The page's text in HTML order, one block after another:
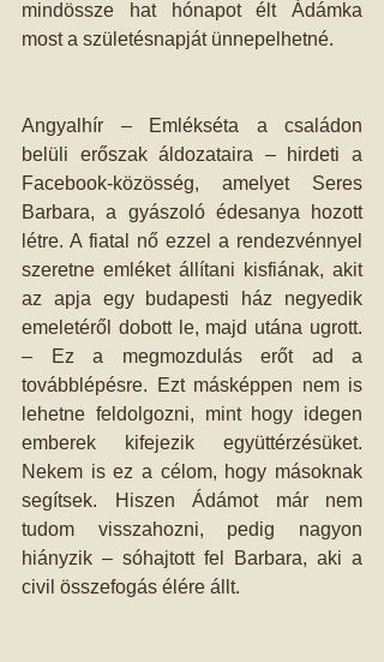
mindössze hat hónapot élt Ádámka
most a születésnapját ünnepelhetné.
Angyalhír – Emlékséta a családon
belüli erőszak áldozataira – hirdeti a
Facebook-közösség, amelyet Seres
Barbara, a gyászoló édesanya hozott
létre. A fiatal nő ezzel a rendezvénnyel
szeretne emléket állítani kisfiának, akit
az apja egy budapesti ház negyedik
emeletéről dobott le, majd utána ugrott.
– Ez a megmozdulás erőt ad a
továbblépésre. Ezt másképpen nem is
lehetne feldolgozni, mint hogy idegen
emberek kifejezik együttérzésüket.
Nekem is ez a célom, hogy másoknak
segítsek. Hiszen Ádámot már nem
tudom visszahozni, pedig nagyon
hiányzik – sóhajtott fel Barbara, aki a
civil összefogás élére állt.